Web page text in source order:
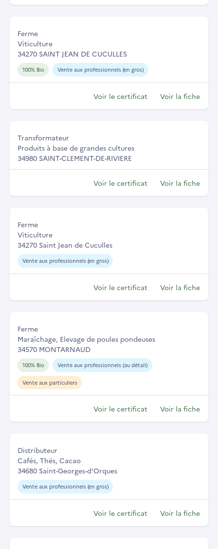
Ferme
Viticulture
34270 SAINT JEAN DE CUCULLES
100% Bio Vente aux professionnels (en gros)
Voir le certificat Voir la fiche
Transformateur
Produits à base de grandes cultures
34980 SAINT-CLEMENT-DE-RIVIERE
Voir le certificat Voir la fiche
Ferme
Viticulture
34270 Saint Jean de Cuculles
Vente aux professionnels (en gros)
Voir le certificat Voir la fiche
Ferme
Maraîchage, Elevage de poules pondeuses
34570 MONTARNAUD
100% Bio Vente aux professionnels (au détail)
Vente aux particuliers
Voir le certificat Voir la fiche
Distributeur
Cafés, Thés, Cacao
34680 Saint-Georges-d'Orques
Vente aux professionnels (en gros)
Voir le certificat Voir la fiche